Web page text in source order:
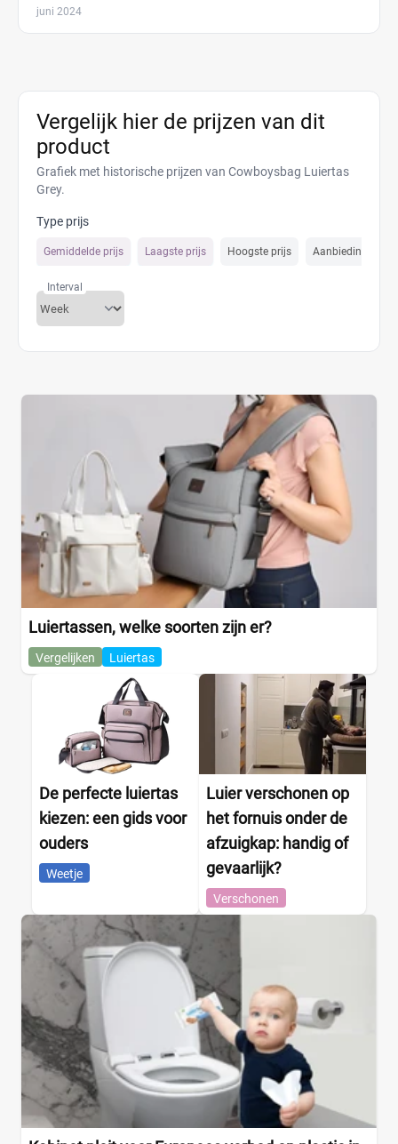
juni 2024
Vergelijk hier de prijzen van dit
product
Grafiek met historische prijzen van Cowboysbag Luiertas
Grey.
Type prijs
Gemiddelde prijs Laagste prijs Hoogste prijs Aanbiedings prijs
Interval
Luiertassen, welke soorten zijn er?
Vergelijken Luiertas
De perfecte luiertas
kiezen: een gids voor
ouders
Weetje
Luier verschonen op
het fornuis onder de
afzuigkap: handig of
gevaarlijk?
Verschonen